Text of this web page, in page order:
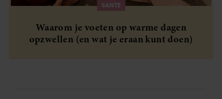
SANTE
Waarom je voeten op warme dagen
opzwellen (en wat je eraan kunt doen)